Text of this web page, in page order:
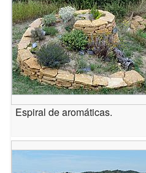
Espiral de aromáticas.